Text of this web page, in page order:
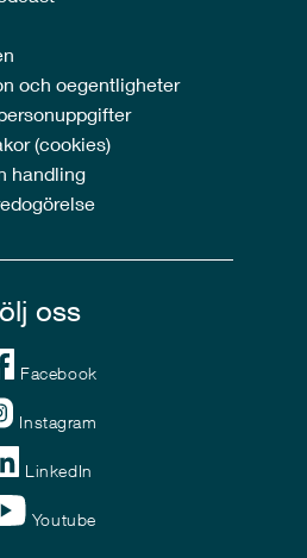
och oegentligheter
(cookies)
handling
oss
Facebook
Instagram
LinkedIn
Youtube